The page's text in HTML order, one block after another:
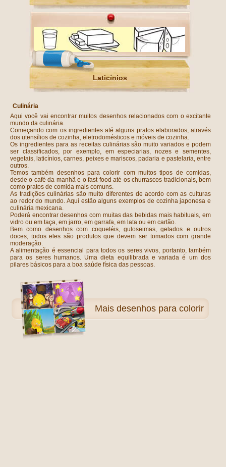
Laticínios
Culinária
Aqui você vai encontrar muitos desenhos relacionados com o excitante
mundo da culinária.
Começando com os ingredientes até alguns pratos elaborados, através
dos utensílios de cozinha, eletrodomésticos e móveis de cozinha.
Os ingredientes para as receitas culinárias são muito variados e podem
ser classificados, por exemplo, em especiarias, nozes e sementes,
vegetais, laticínios, carnes, peixes e mariscos, padaria e pastelaria, entre
outros.
Temos também desenhos para colorir com muitos tipos de comidas,
desde o café da manhã e o fast food até os churrascos tradicionais, bem
como pratos de comida mais comuns.
As tradições culinárias são muito diferentes de acordo com as culturas
ao redor do mundo. Aqui estão alguns exemplos de cozinha japonesa e
culinária mexicana.
Poderá encontrar desenhos com muitas das bebidas mais habituais, em
vidro ou em taça, em jarro, em garrafa, em lata ou em cartão.
Bem como desenhos com coquetéis, guloseimas, gelados e outros
doces, todos eles são produtos que devem ser tomados com grande
moderação.
A alimentação é essencial para todos os seres vivos, portanto, também
para os seres humanos. Uma dieta equilibrada e variada é um dos
pilares básicos para a boa saúde física das pessoas.
Mais desenhos para colorir